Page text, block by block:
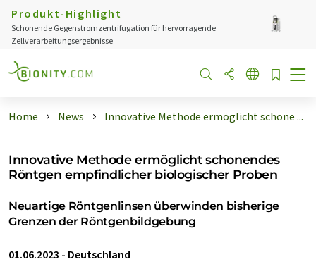
Produkt-Highlight
Schonende Gegenstromzentrifugation für hervorragende
Zellverarbeitungsergebnisse
Home News Innovative Methode ermöglicht schone ...
Innovative Methode ermöglicht schonendes
Röntgen empfindlicher biologischer Proben
Neuartige Röntgenlinsen überwinden bisherige
Grenzen der Röntgenbildgebung
01.06.2023 - Deutschland